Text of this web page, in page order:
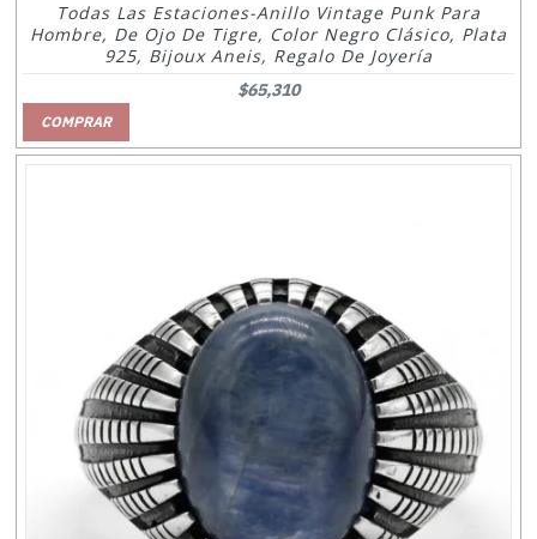
Todas Las Estaciones-Anillo Vintage Punk Para
Hombre, De Ojo De Tigre, Color Negro Clásico, Plata
925, Bijoux Aneis, Regalo De Joyería
$65,310
COMPRAR